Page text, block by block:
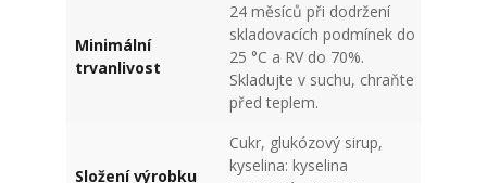
Minimální
trvanlivost
24 měsíců při dodržení
skladovacích podmínek do
25 °C a RV do 70%.
Skladujte v suchu, chraňte
před teplem.
Složení výrobku
Cukr, glukózový sirup,
kyselina: kyselina